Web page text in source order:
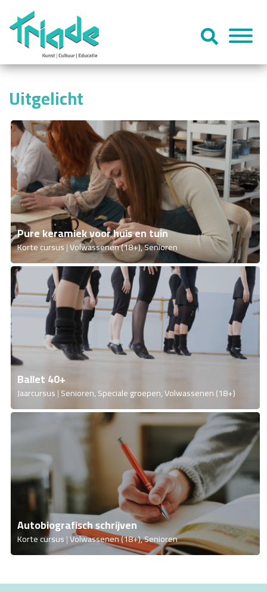
Uitgelicht
Pure keramiek voor huis en tuin
Korte cursus Volwassenen (18+), Senioren
Ballet 40+
Jaarcursus Senioren, Speciale groepen, Volwassenen (18+)
Autobiografisch schrijven
Korte cursus Volwassenen (18+), Senioren